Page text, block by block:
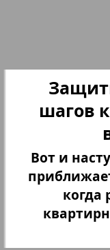
Страна
Телеграф
Архив
шагов
Вот и
когда